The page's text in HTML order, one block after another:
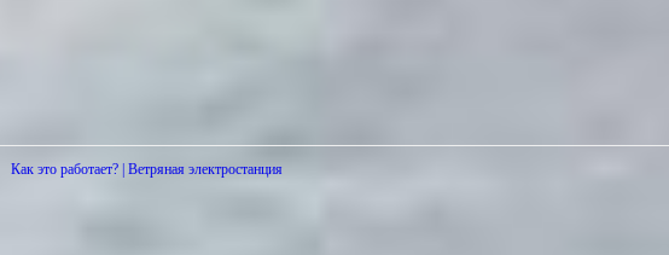
Как это работает? | Ветряная электростанция